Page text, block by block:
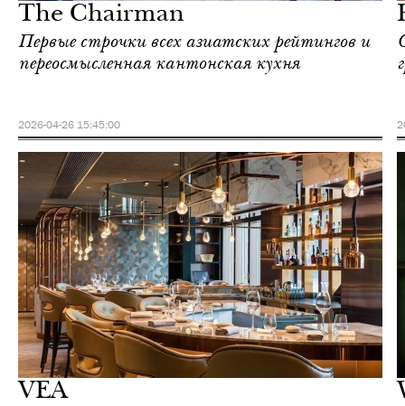
The Chairman
Первые строчки всех азиатских рейтингов и
переосмысленная кантонская кухня
2026-04-26 15:45:00
VEA